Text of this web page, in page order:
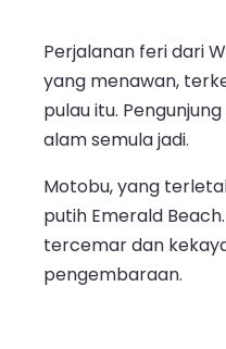
Perjalanan feri dari
yang menawan,
pulau itu.
alam semula jadi.
Motobu, yang
putih Emerald
tercemar dan
pengembaraan.